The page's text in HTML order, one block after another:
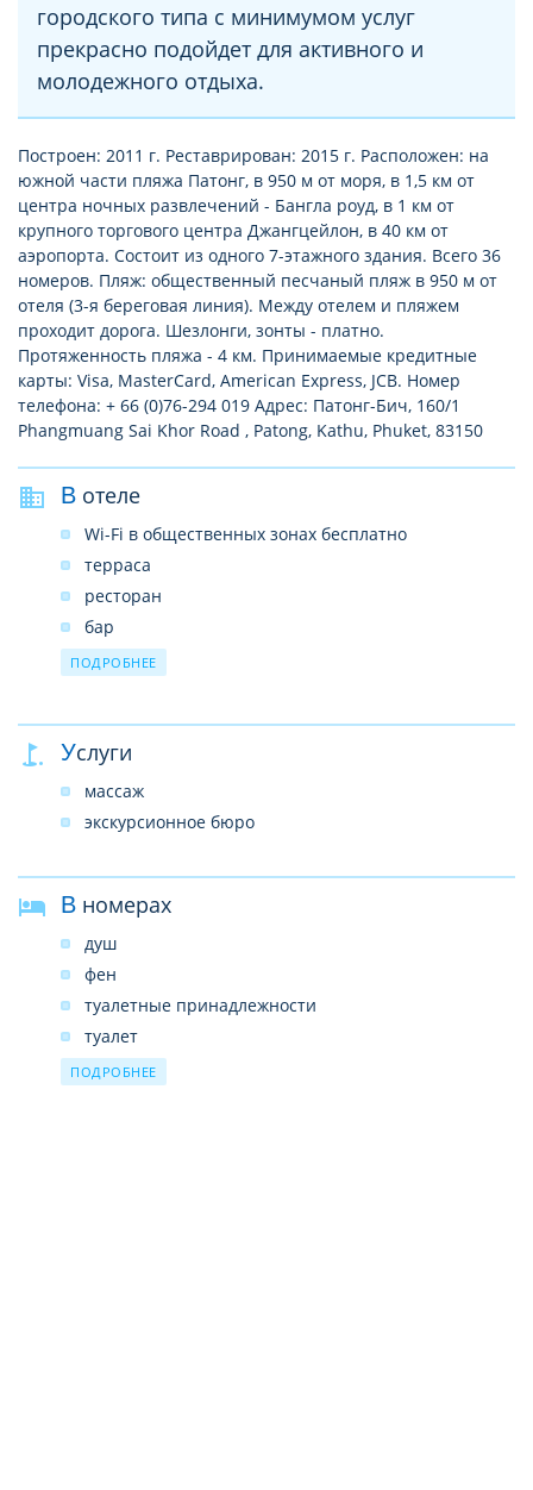
городского типа с минимумом услуг
прекрасно подойдет для активного и
молодежного отдыха.
Построен: 2011 г. Реставрирован: 2015 г. Расположен: на
южной части пляжа Патонг, в 950 м от моря, в 1,5 км от
центра ночных развлечений - Бангла роуд, в 1 км от
крупного торгового центра Джангцейлон, в 40 км от
аэропорта. Состоит из одного 7-этажного здания. Всего 36
номеров. Пляж: общественный песчаный пляж в 950 м от
отеля (3-я береговая линия). Между отелем и пляжем
проходит дорога. Шезлонги, зонты - платно.
Протяженность пляжа - 4 км. Принимаемые кредитные
карты: Visa, MasterCard, American Express, JCB. Номер
телефона: + 66 (0)76-294 019 Адрес: Патонг-Бич, 160/1
Phangmuang Sai Khor Road , Patong, Kathu, Phuket, 83150
В отеле
Wi-Fi в общественных зонах бесплатно
терраса
ресторан
бар
прокат автомобилей
банкомат на территории отеля
прачечная
ПОДРОБНЕЕ
Услуги
массаж
экскурсионное бюро
В номерах
душ
фен
туалетные принадлежности
туалет
ванная комната
ПОДРОБНЕЕ